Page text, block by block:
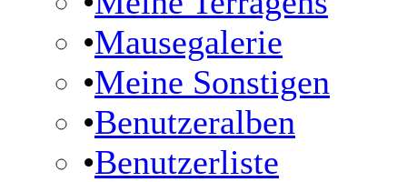
•Mausegalerie
•Meine Sonstigen
•Benutzeralben
•Benutzerliste